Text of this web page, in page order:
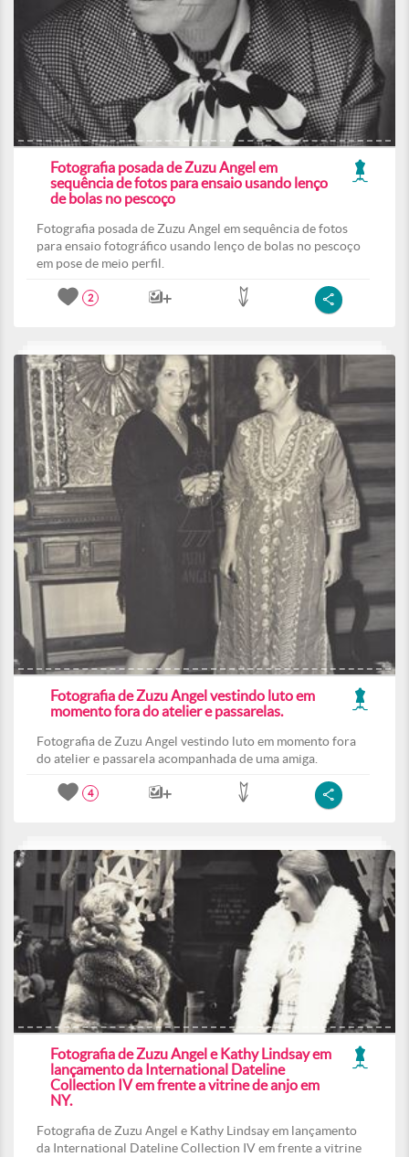
Fotografia posada de Zuzu Angel em
sequência de fotos para ensaio usando lenço
de bolas no pescoço
Fotografia posada de Zuzu Angel em sequência de fotos
para ensaio fotográfico usando lenço de bolas no pescoço
em pose de meio perfil.
2
Fotografia de Zuzu Angel vestindo luto em
momento fora do atelier e passarelas.
Fotografia de Zuzu Angel vestindo luto em momento fora
do atelier e passarela acompanhada de uma amiga.
4
Fotografia de Zuzu Angel e Kathy Lindsay em
lançamento da International Dateline
Collection IV em frente a vitrine de anjo em
NY.
Fotografia de Zuzu Angel e Kathy Lindsay em lançamento
da International Dateline Collection IV em frente a vitrine